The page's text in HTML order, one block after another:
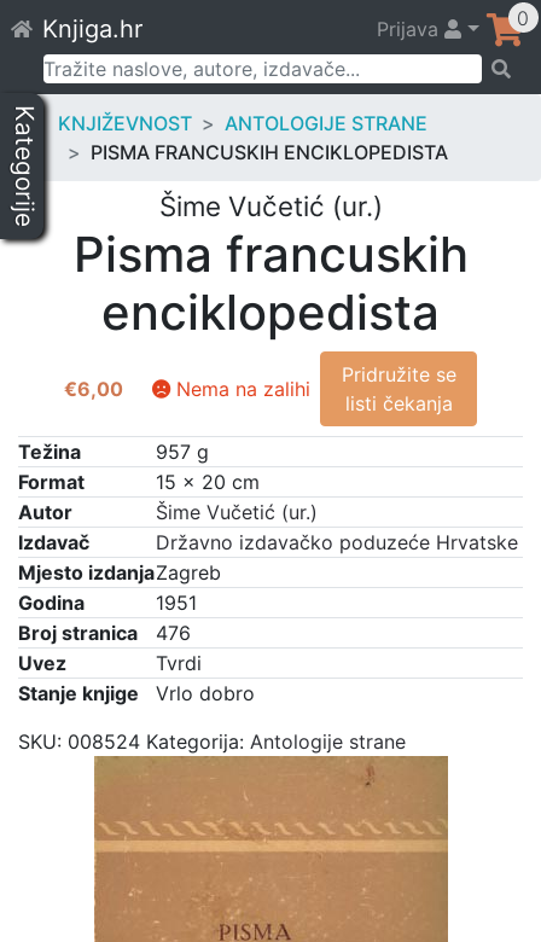
to
content
Knjiga.hr Prijava 0
Pretraži:
Kategorije KNJIŽEVNOST
ANTOLOGIJE STRANE
PISMA FRANCUSKIH ENCIKLOPEDISTA
Šime Vučetić (ur.)
Pisma francuskih
enciklopedista
€6,00 Nema na zalihi
Pridružite se
listi čekanja
Težina
957 g
Format
15 × 20 cm
Autor
Šime Vučetić (ur.)
Izdavač
Državno izdavačko poduzeće Hrvatske
Mjesto izdanjaZagreb
Godina
1951
Broj stranica
476
Uvez
Tvrdi
Stanje knjige
Vrlo dobro
SKU: 008524 Kategorija: Antologije strane